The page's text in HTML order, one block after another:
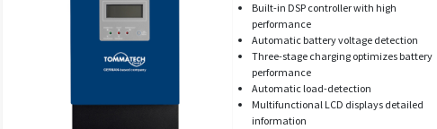
Built-in DSP controller with high
performance
Automatic battery voltage detection
Three-stage charging optimizes battery
performance
Automatic load-detection
Multifunctional LCD displays detailed
information